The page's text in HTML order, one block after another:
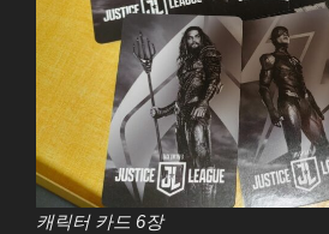
캐릭터 카드 6장